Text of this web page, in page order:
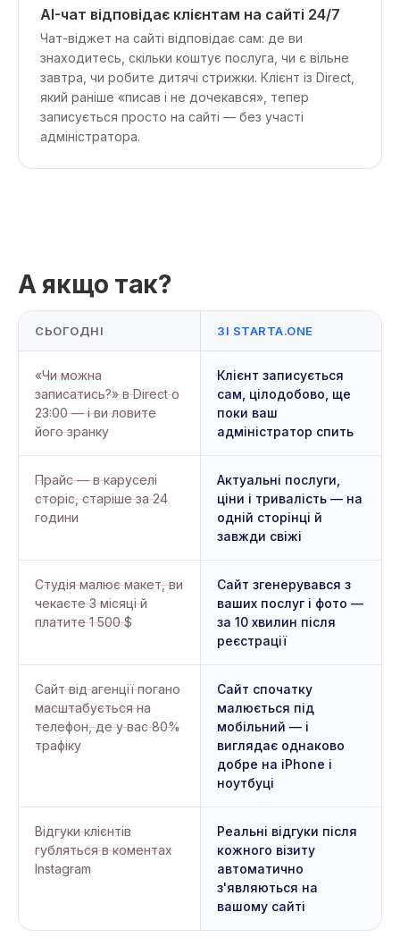
AI-чат відповідає клієнтам на сайті 24/7
Чат-віджет на сайті відповідає сам: де ви
знаходитесь, скільки коштує послуга, чи є вільне
завтра, чи робите дитячі стрижки. Клієнт із Direct,
який раніше «писав і не дочекався», тепер
записується просто на сайті — без участі
адміністратора.
А якщо так?
СЬОГОДНІ ЗІ STARTA.ONE
«Чи можна
записатись?» в Direct о
23:00 — і ви ловите
його зранку
Клієнт записується
сам, цілодобово, ще
поки ваш
адміністратор спить
Прайс — в каруселі
сторіс, старіше за 24
години
Актуальні послуги,
ціни і тривалість — на
одній сторінці й
завжди свіжі
Студія малює макет, ви
чекаєте 3 місяці й
платите 1 500 $
Сайт згенерувався з
ваших послуг і фото —
за 10 хвилин після
реєстрації
Сайт від агенції погано
масштабується на
телефон, де у вас 80%
трафіку
Сайт спочатку
малюється під
мобільний — і
виглядає однаково
добре на iPhone і
ноутбуці
Відгуки клієнтів
губляться в коментах
Instagram
Реальні відгуки після
кожного візиту
автоматично
з'являються на
вашому сайті